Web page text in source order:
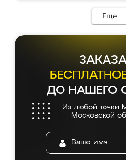
Еще
ДО НАШЕГО
Из любой точки
Московской